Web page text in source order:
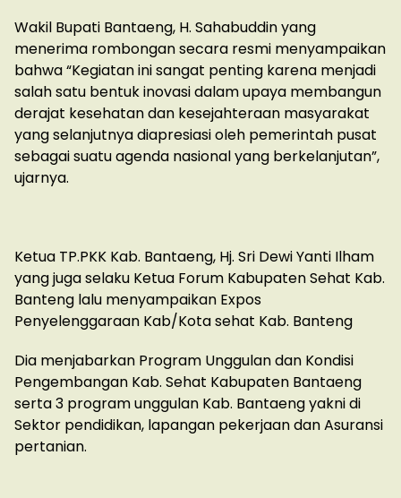
Wakil Bupati Bantaeng, H. Sahabuddin yang
menerima rombongan secara resmi menyampaikan
bahwa “Kegiatan ini sangat penting karena menjadi
salah satu bentuk inovasi dalam upaya membangun
derajat kesehatan dan kesejahteraan masyarakat
yang selanjutnya diapresiasi oleh pemerintah pusat
sebagai suatu agenda nasional yang berkelanjutan”,
ujarnya.
Ketua TP.PKK Kab. Bantaeng, Hj. Sri Dewi Yanti Ilham
yang juga selaku Ketua Forum Kabupaten Sehat Kab.
Banteng lalu menyampaikan Expos
Penyelenggaraan Kab/Kota sehat Kab. Banteng
Dia menjabarkan Program Unggulan dan Kondisi
Pengembangan Kab. Sehat Kabupaten Bantaeng
serta 3 program unggulan Kab. Bantaeng yakni di
Sektor pendidikan, lapangan pekerjaan dan Asuransi
pertanian.